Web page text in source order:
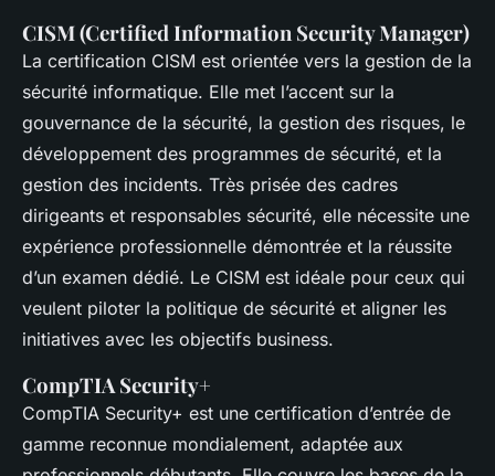
CISM (Certified Information Security Manager)
La certification CISM est orientée vers la gestion de la
sécurité informatique. Elle met l’accent sur la
gouvernance de la sécurité, la gestion des risques, le
développement des programmes de sécurité, et la
gestion des incidents. Très prisée des cadres
dirigeants et responsables sécurité, elle nécessite une
expérience professionnelle démontrée et la réussite
d’un examen dédié. Le CISM est idéale pour ceux qui
veulent piloter la politique de sécurité et aligner les
initiatives avec les objectifs business.
CompTIA Security+
CompTIA Security+ est une certification d’entrée de
gamme reconnue mondialement, adaptée aux